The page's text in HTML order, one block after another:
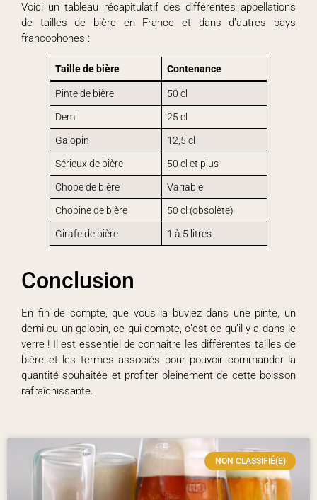
Voici un tableau récapitulatif des différentes appellations
de tailles de bière en France et dans d’autres pays
francophones :
Taille de bière Contenance
Pinte de bière 50 cl
Demi 25 cl
Galopin 12,5 cl
Sérieux de bière 50 cl et plus
Chope de bière Variable
Chopine de bière 50 cl (obsolète)
Girafe de bière 1 à 5 litres
Conclusion
En fin de compte, que vous la buviez dans une pinte, un
demi ou un galopin, ce qui compte, c’est ce qu’il y a dans le
verre ! Il est essentiel de connaître les différentes tailles de
bière et les termes associés pour pouvoir commander la
quantité souhaitée et profiter pleinement de cette boisson
rafraîchissante.
NON CLASSIFIÉ(E)